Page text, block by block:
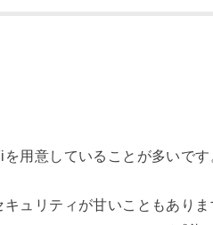
用意していることが多いです
ュリティが甘いこともあり